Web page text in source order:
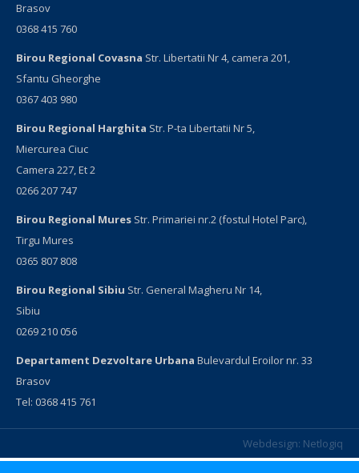
Brasov
0368 415 760
Birou Regional Covasna Str. Libertatii Nr 4, camera 201,
Sfantu Gheorghe
0367 403 980
Birou Regional Harghita Str. P-ta Libertatii Nr 5,
Miercurea Ciuc
Camera 227, Et 2
0266 207 747
Birou Regional Mures Str. Primariei nr.2 (fostul Hotel Parc),
Tirgu Mures
0365 807 808
Birou Regional Sibiu Str. General Magheru Nr 14,
Sibiu
0269 210 056
Departament Dezvoltare Urbana Bulevardul Eroilor nr. 33
Brasov
Tel: 0368 415 761
Webdesign: Netlogiq